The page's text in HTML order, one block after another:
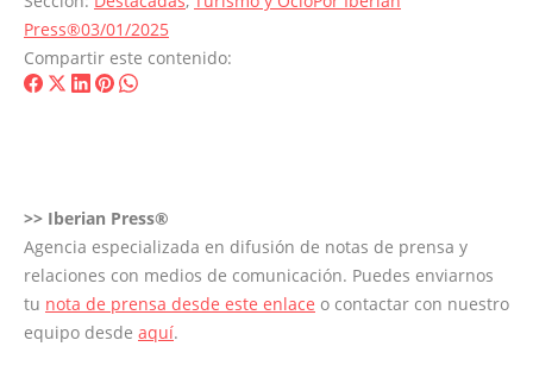
Press®03/01/2025
Compartir este contenido:
ShareShareShare
ShareShare
>> Iberian Press®
Agencia especializada en difusión de notas de prensa y
relaciones con medios de comunicación. Puedes enviarnos
tu nota de prensa desde este enlace o contactar con nuestro
equipo desde aquí.